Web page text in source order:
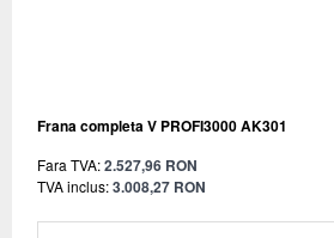
Frana completa V PROFI3000 AK301
Fara TVA:2.527,96 RON
TVA inclus:3.008,27 RON